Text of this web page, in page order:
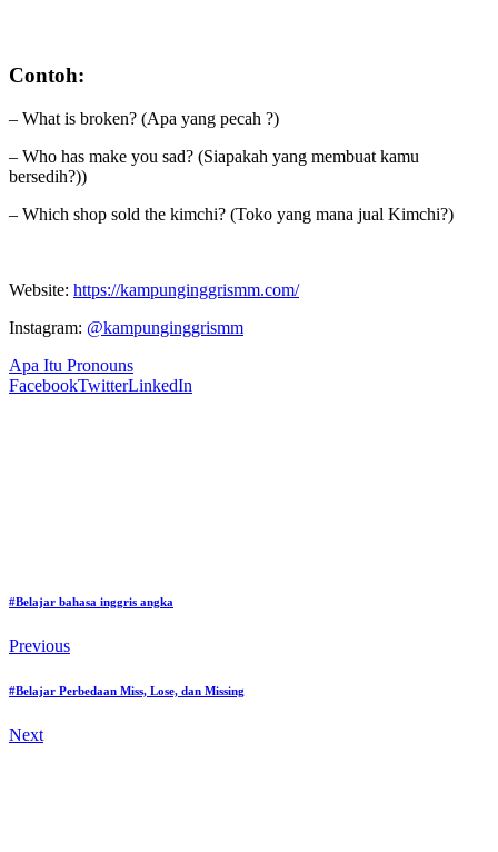
Contoh:
– What is broken? (Apa yang pecah ?)
– Who has make you sad? (Siapakah yang membuat kamu
bersedih?))
– Which shop sold the kimchi? (Toko yang mana jual Kimchi?)
Website: https://kampunginggrismm.com/
Instagram: @kampunginggrismm
Apa Itu Pronouns
FacebookTwitterLinkedIn
#Belajar bahasa inggris angka
Previous
#Belajar Perbedaan Miss, Lose, dan Missing
Next